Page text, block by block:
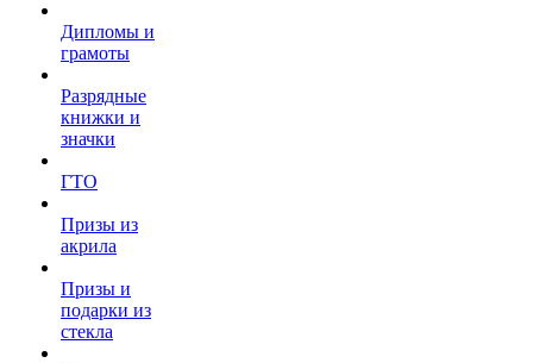
Дипломы и
грамоты
Разрядные
книжки и
значки
ГТО
Призы из
акрила
Призы и
подарки из
стекла